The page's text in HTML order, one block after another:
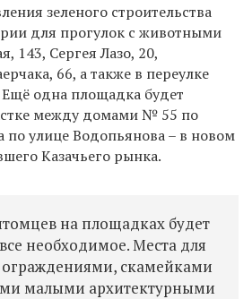
зеленого строительства
для прогулок с животными
143, Сергея Лазо, 20,
66, а также в переулке
одна площадка будет
между домами № 55 по
улице Водопьянова – в новом
Казачьего рынка.
на площадках будет
необходимое. Места для
ограждениями, скамейками
малыми архитектурными